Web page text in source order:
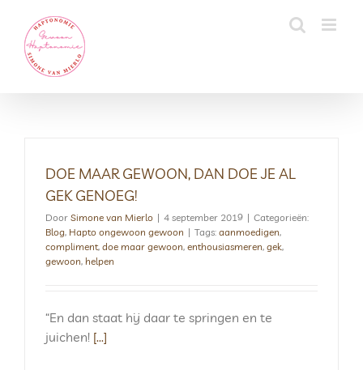
content
DOE MAAR GEWOON, DAN DOE JE AL
GEK GENOEG!
Door Simone van Mierlo | 4 september 2019 | Categorieën:
Blog, Hapto ongewoon gewoon | Tags: aanmoedigen,
compliment, doe maar gewoon, enthousiasmeren, gek,
gewoon, helpen
“En dan staat hij daar te springen en te
juichen! [...]